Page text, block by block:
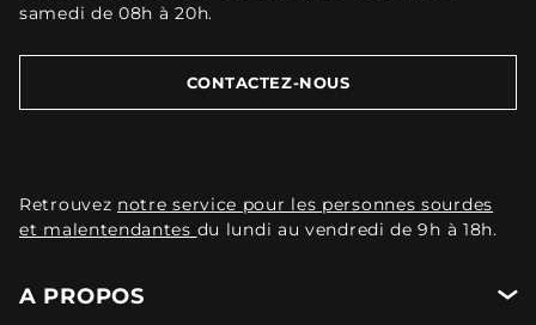
samedi de 08h à 20h.
CONTACTEZ-NOUS
Retrouvez notre service pour les personnes sourdes
et malentendantes du lundi au vendredi de 9h à 18h.
A PROPOS